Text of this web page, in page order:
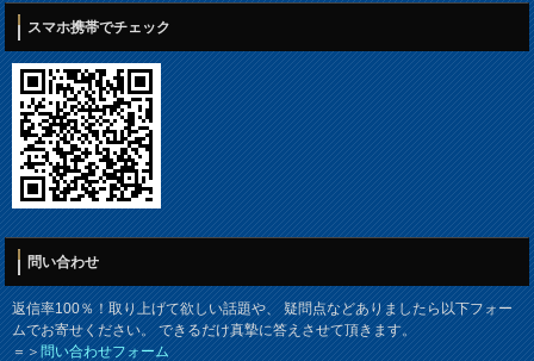
スマホ携帯でチェック
問い合わせ
返信率100％！取り上げて欲しい話題や、 疑問点などありましたら以下フォー
ムでお寄せください。 できるだけ真摯に答えさせて頂きます。
＝＞問い合わせフォーム